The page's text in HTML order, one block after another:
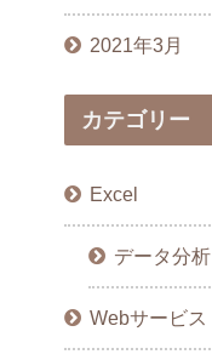
2021年3月
カテゴリー
Excel
データ分析
Webサービス